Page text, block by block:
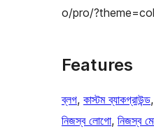
o/pro/
Features
ব্লগ, কাস্টম ব্যাকগ্রাউন্ড,
নিজস্ব লোগো, নিজস্ব